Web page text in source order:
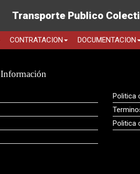
Transporte Publico
CONTRATACION DOCUMENTACION
Información
Politica
Politica